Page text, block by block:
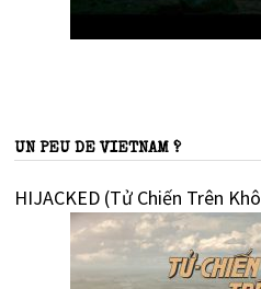
UN PEU DE VIETNAM ?
HIJACKED (Tử Chiến Trên